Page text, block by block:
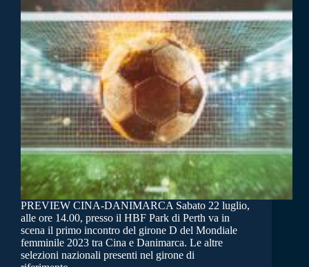
PREVIEW CINA-DANIMARCA Sabato 22 luglio,
alle ore 14.00, presso il HBF Park di Perth va in
scena il primo incontro del girone D del Mondiale
femminile 2023 tra Cina e Danimarca. Le altre
selezioni nazionali presenti nel girone di